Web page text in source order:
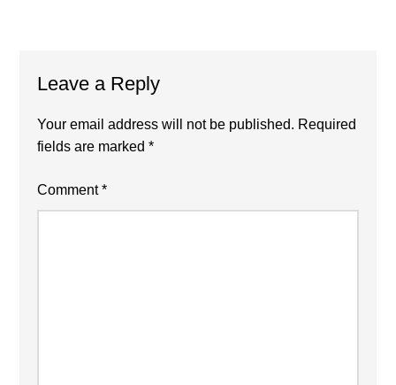
Interactions
Leave a Reply
Your email address will not be published. Required
fields are marked*
Comment*